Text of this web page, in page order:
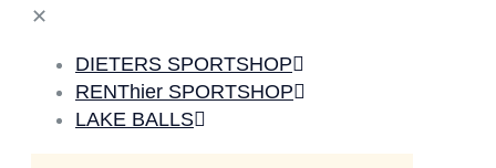
✕
DIETERS SPORTSHOP
RENThier SPORTSHOP
LAKE BALLS